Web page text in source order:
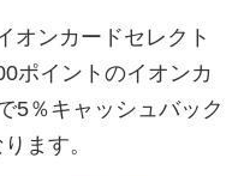
オンカードセレクト
ポイントのイオンカ
5％キャッシュバック
ます。